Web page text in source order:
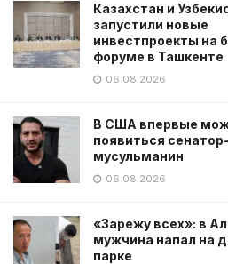
Казахстан и
запустили новые
инвестпроекты на
форуме в Ташкенте
06.08.2026
В США впервые
появиться сенатор-
мусульманин
06.08.2026
«Зарежу всех»: в
мужчина напал на
парке